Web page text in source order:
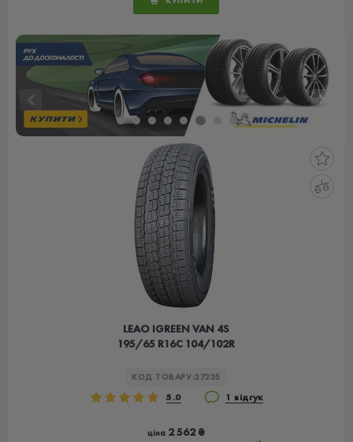
LEAO IGREEN VAN 4S
195/65 R16C 104/102R
КОД ТОВАРУ:27235
5.0 1 відгук
ціна 2 562 ₴